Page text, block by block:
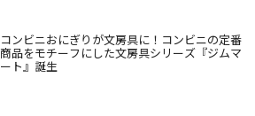
コンビニおにぎりが文房具に！コンビニの定番
商品をモチーフにした文房具シリーズ『ジムマ
ート』誕生